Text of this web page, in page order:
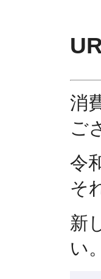
消
ご
令
そ
新
い。